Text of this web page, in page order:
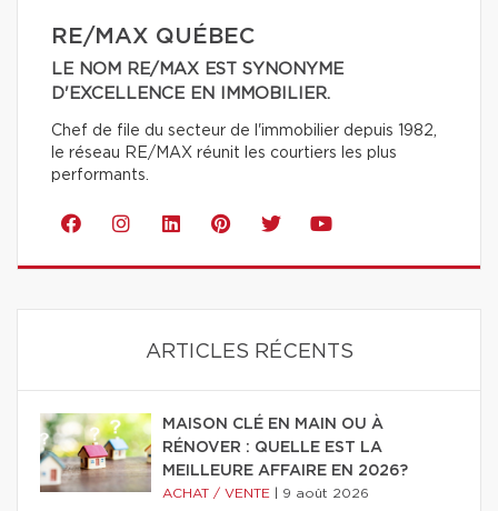
RE/MAX QUÉBEC
LE NOM RE/MAX EST SYNONYME
D'EXCELLENCE EN IMMOBILIER.
Chef de file du secteur de l'immobilier depuis 1982,
le réseau RE/MAX réunit les courtiers les plus
performants.
ARTICLES RÉCENTS
MAISON CLÉ EN MAIN OU À
RÉNOVER : QUELLE EST LA
MEILLEURE AFFAIRE EN 2026?
ACHAT / VENTE 9 août 2026